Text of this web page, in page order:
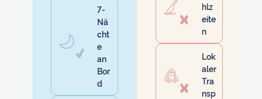
7-
Nä
cht
e
an
Bor
d
hlz
eite
n
Lok
aler
Tra
nsp